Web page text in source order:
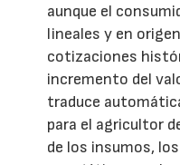
aunque el
lineales y en
cotizaciones
incremento del
traduce
para el agricultor
de los insumos,